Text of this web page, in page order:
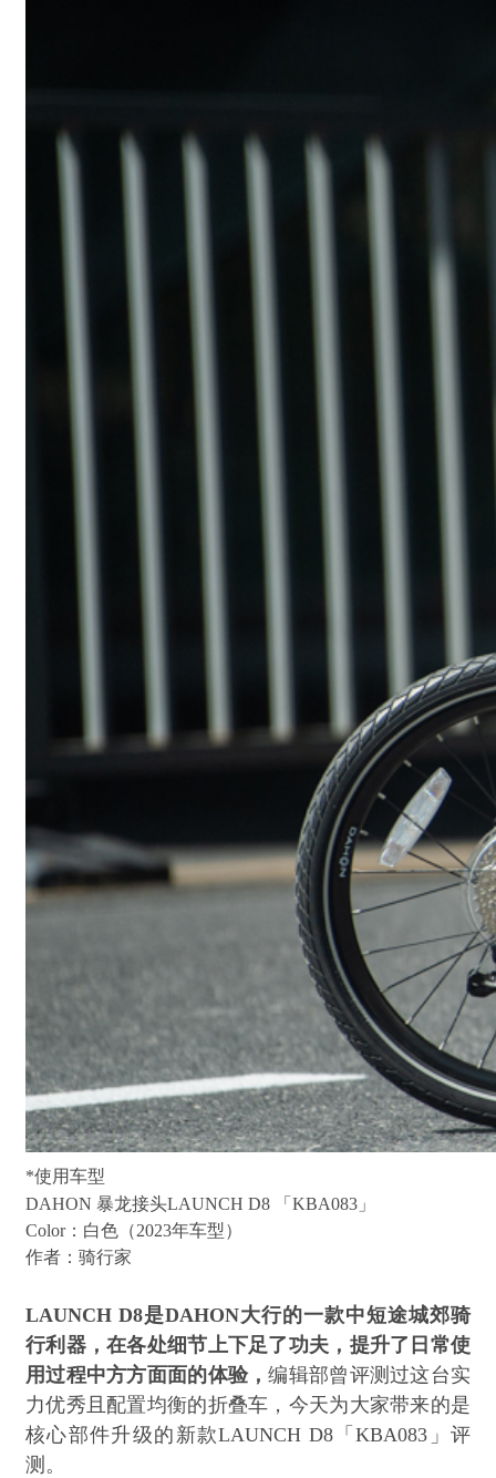
*使用车型
DAHON 暴龙接头LAUNCH D8 「KBA083」
Color：白色（2023年车型）
作者：骑行家
LAUNCH D8是DAHON大行的一款中短途城郊骑
行利器，在各处细节上下足了功夫，提升了日常使
用过程中方方面面的体验，编辑部曾评测过这台实
力优秀且配置均衡的折叠车，今天为大家带来的是
核心部件升级的新款LAUNCH D8「KBA083」评
测。